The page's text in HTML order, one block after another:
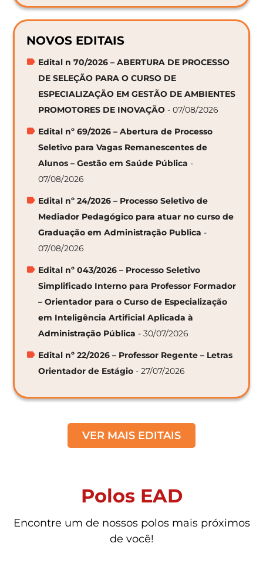
NOVOS EDITAIS
Edital n 70/2026 – ABERTURA DE PROCESSO
DE SELEÇÃO PARA O CURSO DE
ESPECIALIZAÇÃO EM GESTÃO DE AMBIENTES
PROMOTORES DE INOVAÇÃO - 07/08/2026
Edital nº 69/2026 – Abertura de Processo
Seletivo para Vagas Remanescentes de
Alunos – Gestão em Saúde Pública -
07/08/2026
Edital nº 24/2026 – Processo Seletivo de
Mediador Pedagógico para atuar no curso de
Graduação em Administração Publica -
07/08/2026
Edital nº 043/2026 – Processo Seletivo
Simplificado Interno para Professor Formador
– Orientador para o Curso de Especialização
em Inteligência Artificial Aplicada à
Administração Pública - 30/07/2026
Edital nº 22/2026 – Professor Regente – Letras
Orientador de Estágio - 27/07/2026
VER MAIS EDITAIS
Polos EAD
Encontre um de nossos polos mais próximos
de você!